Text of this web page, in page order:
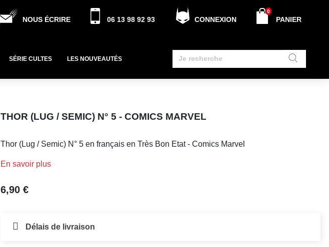
NOUS ÉCRIRE 06 13 98 92 93 CONNEXION PANIER
0
SÉRIE CULTES LES NOUVEAUTÉS
THOR (LUG / SEMIC) N° 5 - COMICS MARVEL
Thor (Lug / Semic) N° 5 en français en Très Bon Etat - Comics Marvel
En savoir plus
6,90 €
Délais de livraison